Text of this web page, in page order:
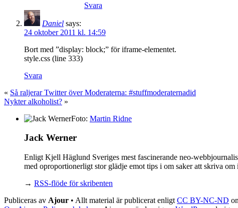
Svara
Daniel says:
24 oktober 2011 kl. 14:59
Bort med ”display: block;” för iframe-elementet.
style.css (line 333)
Svara
« Så raljerar Twitter över Moderaterna: #stuffmoderaternadid
Nykter alkoholist? »
Foto: Martin Ridne
Jack Werner
Enligt Kjell Häglund Sveriges mest fascinerande neo-
med oproportionerligt stor glädje emot tips i om saker att skriva
→ RSS-flöde för skribenten
Publiceras av Ajour • Allt material är publicerat enligt CC BY-NC-ND